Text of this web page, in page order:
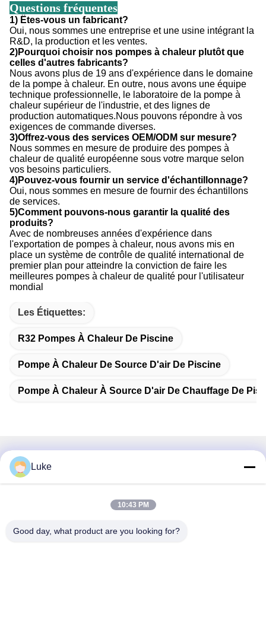
Questions fréquentes
1) Êtes-vous un fabricant?
Oui, nous sommes une entreprise et une usine intégrant la
R&D, la production et les ventes.
2)Pourquoi choisir nos pompes à chaleur plutôt que
celles d'autres fabricants?
Nous avons plus de 19 ans d'expérience dans le domaine
de la pompe à chaleur. En outre, nous avons une équipe
technique professionnelle, le laboratoire de la pompe à
chaleur supérieur de l'industrie, et des lignes de
production automatiques.Nous pouvons répondre à vos
exigences de commande diverses.
3)Offrez-vous des services OEM/ODM sur mesure?
Nous sommes en mesure de produire des pompes à
chaleur de qualité européenne sous votre marque selon
vos besoins particuliers.
4)Pouvez-vous fournir un service d'échantillonnage?
Oui, nous sommes en mesure de fournir des échantillons
de services.
5)Comment pouvons-nous garantir la qualité des
produits?
Avec de nombreuses années d'expérience dans
l'exportation de pompes à chaleur, nous avons mis en
place un système de contrôle de qualité international de
premier plan pour atteindre la conviction de faire les
meilleures pompes à chaleur de qualité pour l'utilisateur
mondial
Les Étiquettes:
R32 Pompes À Chaleur De Piscine
Pompe À Chaleur De Source D'air De Piscine
Pompe À Chaleur À Source D'air De Chauffage De
Contactez rapidement
Je ne veux pas.34, South Road, Yongfeng Industrial Park,
Guangdong, République populaire de Chine
Luke
10:43 PM
Good day, what product are you looking for?